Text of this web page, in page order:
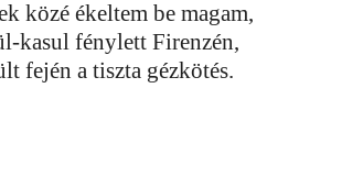
közé ékeltem be magam,
kasul fénylett Firenzén,
fején a tiszta gézkötés.